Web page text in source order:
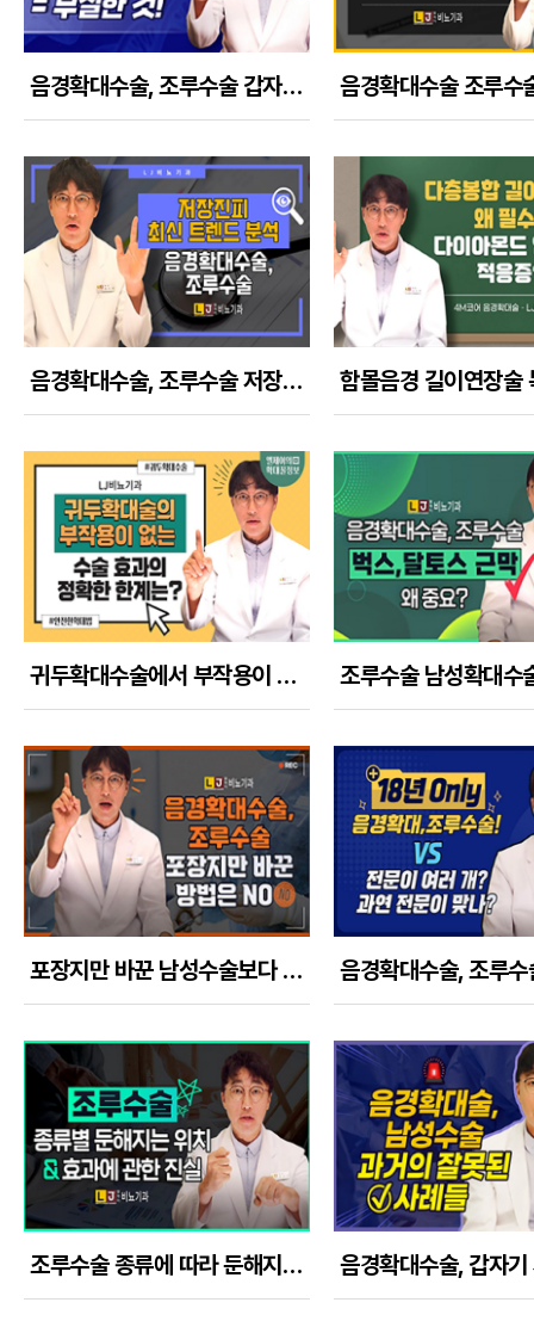
음경확대수술, 조루수술 갑자기 나온 홍보문구는 거의 내용이 부실한 것이 팩트!
음경확대수술, 조루수술 저장진피(대체진피)의 최신 트렌드 분석 업데이트 (22년 9월)
귀두확대수술에서 부작용이 없는 정확한 한계와 귀두확대술의 기대치를 낮추어야 하는 이유
포장지만 바꾼 남성수술보다 내용에 충실한 음경확대수술을 선택해야 한다!
조루수술 종류에 따라 둔해지는 음경, 귀두 부위와 효과에 관한 진실